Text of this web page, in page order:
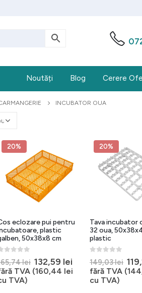
Noutăți Blog Cerere
INCUBATOR OUA
20%
eclozare pui pentru
plastic
50x38x8 cm
lei Prețul
inițial
132,59 lei Prețul
curent
este:
TVA (160,44 lei
TVA)
20%
Tava incubator
32 oua,
plastic
149,03lei
fără TVA (
cu TVA)